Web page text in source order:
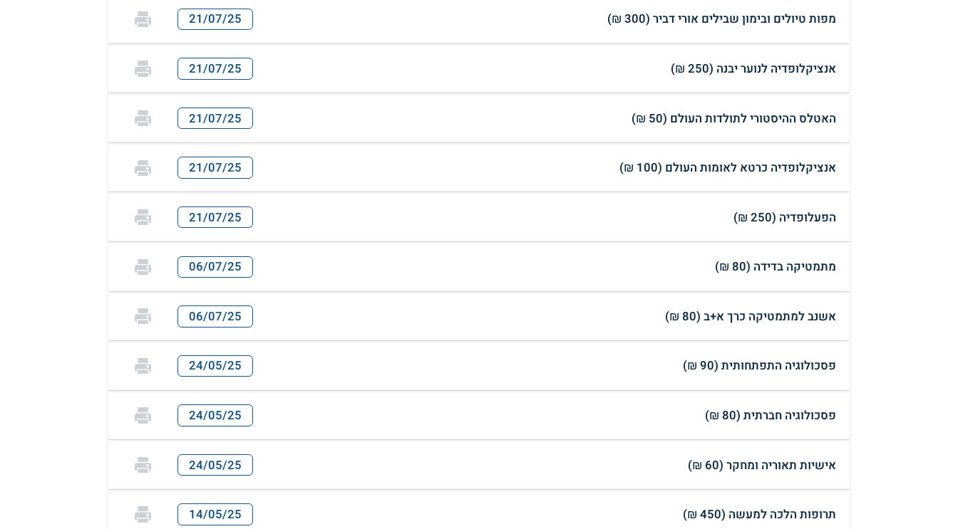
מפות טיולים ובימון שבילים אורי דביר (300 ₪) 21/07/25
אנציקלופדיה לנוער יבנה (250 ₪) 21/07/25
האטלס ההיסטורי לתולדות העולם (50 ₪) 21/07/25
אנציקלופדיה כרטא לאומות העולם (100 ₪) 21/07/25
הפעלופדיה (250 ₪) 21/07/25
מתמטיקה בדידה (80 ₪) 06/07/25
אשנב למתמטיקה כרך א+ב (80 ₪) 06/07/25
פסכולוגיה התפתחותית (90 ₪) 24/05/25
פסכולוגיה חברתית (80 ₪) 24/05/25
אישיות תאוריה ומחקר (60 ₪) 24/05/25
תרופות הלכה למעשה (450 ₪) 14/05/25